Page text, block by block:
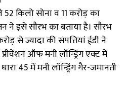
किलो सोना व 11 करोड़ का
ने इसे सौरभ का बताया है। सौरभ
से ज्यादा की संपत्तियां ईडी ने
ऑफ मनी लॉन्ड्रिंग एक्ट में
45 में मनी लॉन्ड्रिंग गैर-जमानती